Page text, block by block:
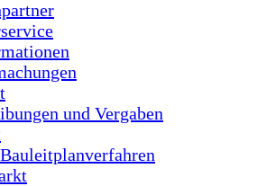
und Vergaben